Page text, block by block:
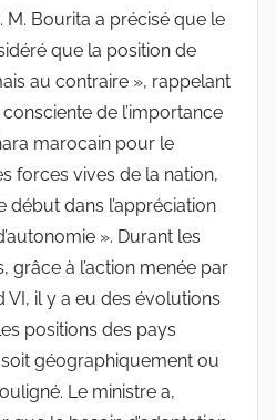
Bourita a précisé que le
que la position de
au contraire », rappelant
de l’importance
marocain pour le
forces vives de la nation,
début dans l’appréciation
». Durant les
grâce à l’action menée par
VI, il y a eu des évolutions
positions des pays
géographiquement ou
Le ministre a,